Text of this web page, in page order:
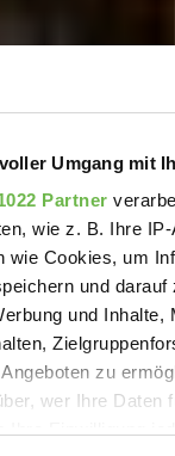
Umgang mit
Partner
wie z. B. Ihre
wie Cookies, um
und darauf
und Inhalte,
zu
wer Ihre Daten